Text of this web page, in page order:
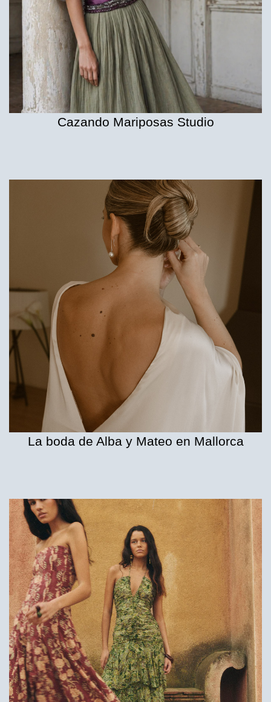
Cazando Mariposas Studio
La boda de Alba y Mateo en Mallorca